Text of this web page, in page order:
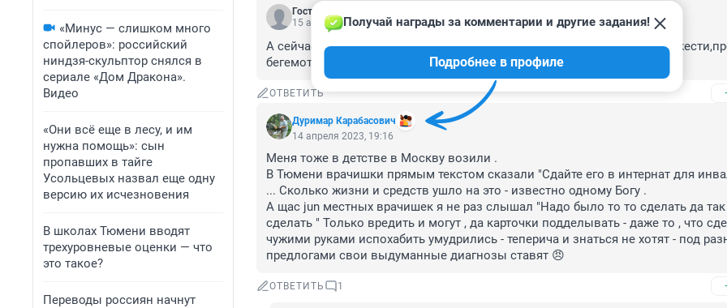
«Минус — слишком много
спойлеров»: российский
ниндзя-скульптор снялся в
сериале «Дом Дракона».
Видео
«Они всё еще в лесу, и им
нужна помощь»: сын
пропавших в тайге
Усольцевых назвал еще одну
версию их исчезновения
В школах Тюмени вводят
трехуровневые оценки — что
это такое?
Переводы россиян начнут
Гость
15 апреля 2023, 01:54
А сейчас проблемы с ожирением. Зачем же так раскармливать до
бегемотом?
ОТВЕТИТЬ
Дуримар Карабасович
Получай награды за комментарии и другие задания!
Подробнее в профиле
14 апреля 2023, 19:16
Меня тоже в детстве в Москву возили .
В Тюмени врачишки прямым текстом сказали "Сдайте его в интернат для
... Сколько жизни и средств ушло на это - известно одному Богу .
А щас jun местных врачишек я не раз слышал "Надо было то то сделать да так
сделать " Только вредить и могут , да карточки подделывать - даже то , что
чужими руками испохабить умудрились - теперича и знаться не хотят - под
предлогами свои выдуманные диагнозы ставят 😠
ОТВЕТИТЬ 1